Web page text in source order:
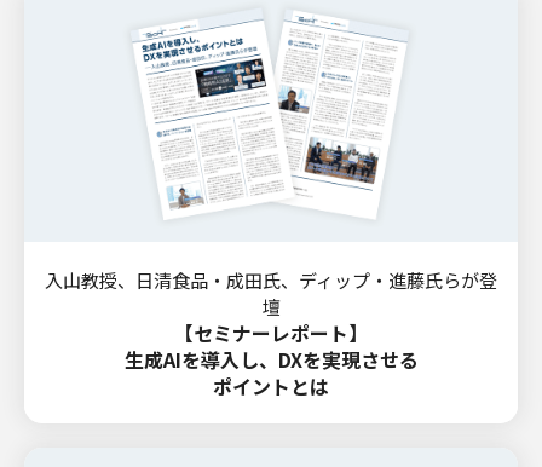
入山教授、日清食品・成田氏、ディップ・進藤氏らが登
壇
【セミナーレポート】
生成AIを導入し、DXを実現させる
ポイントとは